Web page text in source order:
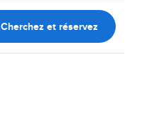
Cherchez et réservez